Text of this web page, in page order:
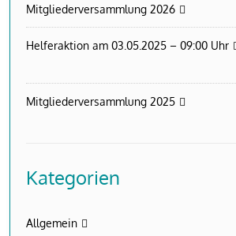
Mitgliederversammlung 2026
Helferaktion am 03.05.2025 – 09:00 Uhr
Mitgliederversammlung 2025
Kategorien
Allgemein